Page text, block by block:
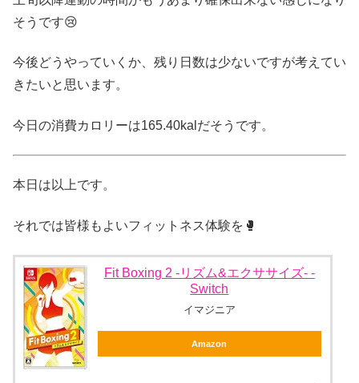
そうです😢
今後どうやっていくか、残り日数は少ないですが考えてい
きたいと思います。
今日の消費カロリーは165.40kalだそうです。
本日は以上です。
それでは皆様もよいフィットネス体験を🥊
Fit Boxing 2 -リズム&エクササイズ- -
Switch
イマジニア
Amazon